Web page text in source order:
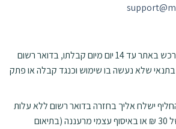
ניתן להחליף מוצר שנרכש באתר עד 14 יום מיום קבלתו, בדואר רשום
שלא נעשה בו שימוש וכנגד קבלה או פתק
ישלח אליך בחזרה בדואר רשום ללא עלות
או עם שליח בעלות של 30 ₪ או באיסוף עצמי מרעננה (בתיאום